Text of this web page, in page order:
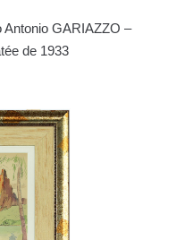
Antonio GARIAZZO –
de 1933